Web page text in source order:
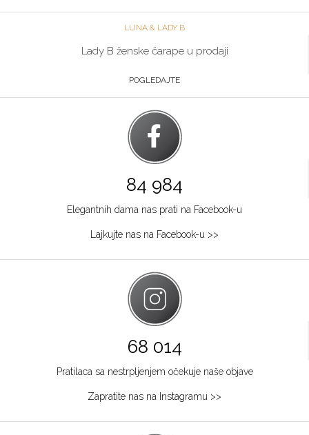
LUNA & LADY B
Lady B ženske čarape u prodaji
POGLEDAJTE
84 984
Elegantnih dama nas prati na Facebook-u
Lajkujte nas na Facebook-u >>
68 014
Pratilaca sa nestrpljenjem očekuje naše objave
Zapratite nas na Instagramu >>